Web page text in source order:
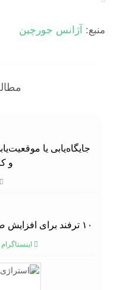
منبع:آژانس جورچین
جایگاه‌یابی یا
و
۱۰ ترفند برای افزایش ضریب مشارکت در اینستاگرام
اینستاگرام/